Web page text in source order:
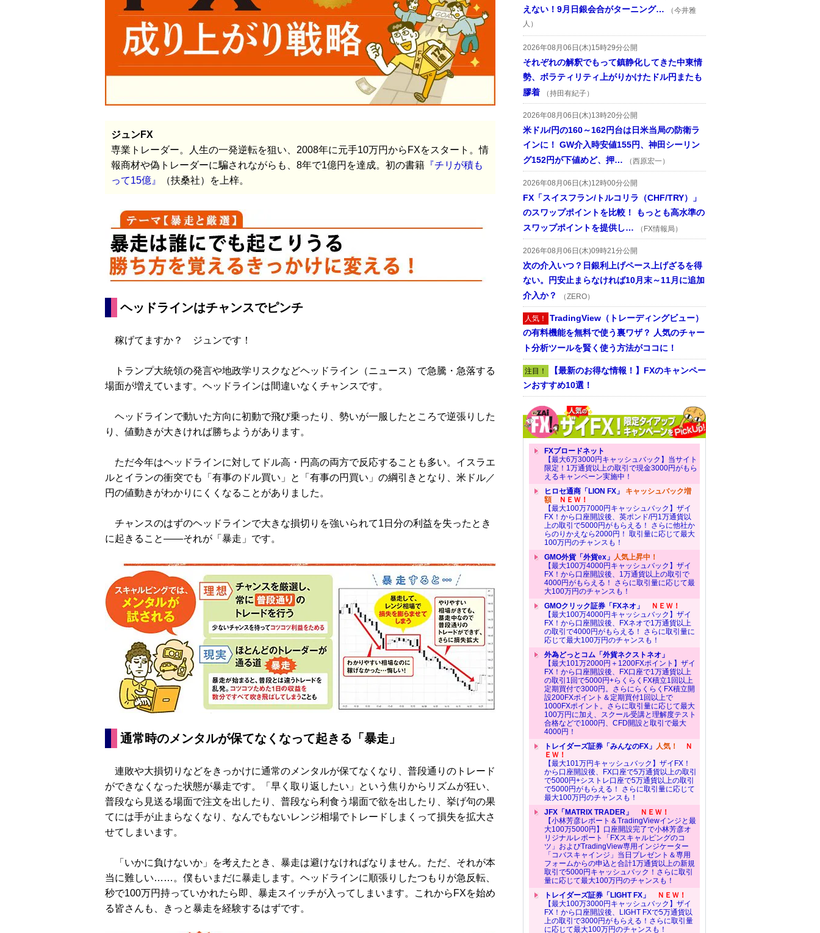
ジュンFX
専業トレーダー。人生の一発逆転を狙い、2008年に元手10万円からFXをスタート。情
報商材や偽トレーダーに騙されながらも、8年で1億円を達成。初の書籍 『チリが積も
って15億』
（扶桑社）を上梓。
ヘッドラインはチャンスでピンチ
稼げてますか？ ジュンです！
トランプ大統領の発言や地政学リスクなどヘッドライン（ニュース）で急騰・急落する
場面が増えています。ヘッドラインは間違いなくチャンスです。
ヘッドラインで動いた方向に初動で飛び乗ったり、勢いが一服したところで逆張りした
り、値動きが大きければ勝ちようがあります。
ただ今年はヘッドラインに対してドル高・円高の両方で反応することも多い。イスラエ
ルとイランの衝突でも「有事のドル買い」と「有事の円買い」の綱引きとなり、米ドル／
円の値動きがわかりにくくなることがありました。
チャンスのはずのヘッドラインで大きな損切りを強いられて1日分の利益を失ったとき
に起きること――それが「暴走」です。
通常時のメンタルが保てなくなって起きる「暴走」
連敗や大損切りなどをきっかけに通常のメンタルが保てなくなり、普段通りのトレード
ができなくなった状態が暴走です。「早く取り返したい」という焦りからリズムが狂い、
普段なら見送る場面で注文を出したり、普段なら利食う場面で欲を出したり、挙げ句の果
てには手が止まらなくなり、なんでもないレンジ相場でトレードしまくって損失を拡大さ
せてしまいます。
「いかに負けないか」を考えたとき、暴走は避けなければなりません。ただ、それが本
当に難しい……。僕もいまだに暴走します。ヘッドラインに順張りしたつもりが急反転、
秒で100万円持っていかれたら即、暴走スイッチが入ってしまいます。これからFXを始め
る皆さんも、きっと暴走を経験するはずです。
えない！9月日銀会合がターニング…
（今井雅
人）
2026年08月06日(木)15時29分公開
それぞれの解釈でもって鎮静化してきた中東情
勢、ボラティリティ上がりかけたドル円またも
膠着
（持田有紀子）
2026年08月06日(木)13時20分公開
米ドル/円の160～162円台は日米当局の防衛ラ
インに！ GW介入時安値155円、神田シーリン
グ152円が下値めど、押…
（西原宏一）
2026年08月06日(木)12時00分公開
FX「スイスフラン/トルコリラ（CHF/TRY）」
のスワップポイントを比較！ もっとも高水準の
スワップポイントを提供し…
（FX情報局）
2026年08月06日(木)09時21分公開
次の介入いつ？日銀利上げペース上げざるを得
ない。円安止まらなければ10月末～11月に追加
介入か？
（ZERO）
人気！ TradingView（トレーディングビュー）
の有料機能を無料で使う裏ワザ？ 人気のチャー
ト分析ツールを賢く使う方法がココに！
注目！ 【最新のお得な情報！】FXのキャンペー
ンおすすめ10選！
FXブロードネット
【最大6万3000円キャッシュバック】当サイト
限定！1万通貨以上の取引で現金3000円がもら
えるキャンペーン実施中！
ヒロセ通商「LION FX」 キャッシュバック増
額ＮＥＷ！
【最大100万7000円キャッシュバック】ザイ
FX！から口座開設後、英ポンド/円1万通貨以
上の取引で5000円がもらえる！ さらに他社か
らのりかえなら2000円！ 取引量に応じて最大
100万円のチャンスも！
GMO外貨「外貨ex」 人気上昇中！
【最大100万4000円キャッシュバック】ザイ
FX！から口座開設後、1万通貨以上の取引で
4000円がもらえる！ さらに取引量に応じて最
大100万円のチャンスも！
GMOクリック証券「FXネオ」
ＮＥＷ！
【最大100万4000円キャッシュバック】ザイ
FX！から口座開設後、FXネオで1万通貨以上
の取引で4000円がもらえる！ さらに取引量に
応じて最大100万円のチャンスも！
外為どっとコム「外貨ネクストネオ」
【最大101万2000円＋1200FXポイント】ザイ
FX！から口座開設後、FX口座で1万通貨以上
の取引1回で5000円+らくらくFX積立1回以上
定期買付で3000円。さらにらくらくFX積立開
設200FXポイント＆定期買付1回以上で
1000FXポイント。さらに取引量に応じて最大
100万円に加え、スクール受講と理解度テスト
合格などで1000円、CFD開設と取引で最大
4000円！
トレイダーズ証券「みんなのFX」 人気！
Ｎ
ＥＷ！
【最大101万円キャッシュバック】ザイFX！
から口座開設後、FX口座で5万通貨以上の取引
で5000円+シストレ口座で5万通貨以上の取引
で5000円がもらえる！ さらに取引量に応じて
最大100万円のチャンスも！
JFX「MATRIX TRADER」
ＮＥＷ！
【小林芳彦レポート＆TradingViewインジと最
大100万5000円】口座開設完了で小林芳彦オ
リジナルレポート「FXスキャルピングのコ
ツ」およびTradingView専用インジケーター
「コバスキャインジ」当日プレゼント＆専用
フォームからの申込と合計1万通貨以上の新規
取引で5000円キャッシュバック！さらに取引
量に応じて最大100万円のチャンスも！
トレイダーズ証券「LIGHT FX」
ＮＥＷ！
【最大100万3000円キャッシュバック】ザイ
FX！から口座開設後、LIGHT FXで5万通貨以
上の取引で3000円がもらえる！さらに取引量
に応じて最大100万円のチャンスも！